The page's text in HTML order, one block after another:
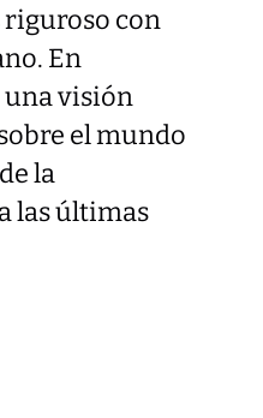
con
En
visión
el mundo
la
las últimas